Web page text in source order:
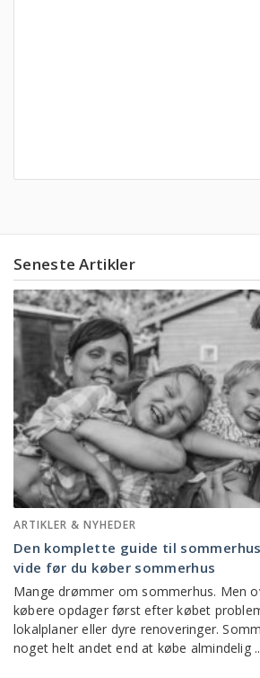
Seneste Artikler
ARTIKLER & NYHEDER
Den komplette guide til
vide før du køber sommerhus
Mange drømmer om sommerhus. Men
købere opdager først efter købet
lokalplaner eller dyre renoveringer.
noget helt andet end at købe almindelig